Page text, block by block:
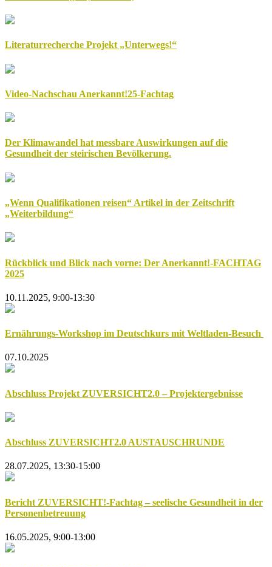
Literaturrecherche Projekt „Unterwegs!“
Video-Nachschau Anerkannt!25-Fachtag
Der Klimawandel hat messbare Auswirkungen auf die
Gesundheit der steirischen Bevölkerung.
„Wenn Qualifikationen reisen“ Artikel in der Zeitschrift
„Weiterbildung“
Rückblick und Blick nach vorne: Der Anerkannt!-FACHTAG
2025
10.11.2025, 9:00-13:30
Ernährungs-Workshop im Deutschkurs mit Weltladen-Besuch
07.10.2025
Abschluss Projekt ZUVERSICHT2.0 – Projektergebnisse
Abschluss ZUVERSICHT2.0 AUSTAUSCHRUNDE
28.07.2025, 13:30-15:00
Bericht ZUVERSICHT!-Fachtag – seelische Gesundheit in der
Personenbetreuung
16.05.2025, 9:00-13:00